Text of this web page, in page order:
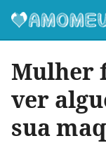
Mulher
ver
sua